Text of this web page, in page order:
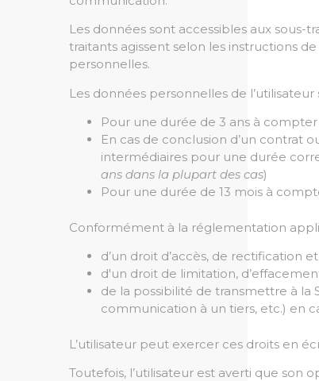
Les données sont accessibles aux sous-
traitants agissent selon les instructions
personnelles.
Les données personnelles de
Pour une durée de 3 ans à
En cas de conclusion d’un contrat
intermédiaires pour une durée
ans dans la plupart des cas)
Pour une durée de 13 mois à
Conformément à la réglementation
d’un droit d’accès, de rectification
d'un droit de limitation,
de la possibilité de transmettre à la
communication à un tiers, etc.) en
L’utilisateur peut exercer ces droits en
Toutefois, l’utilisateur est averti que son